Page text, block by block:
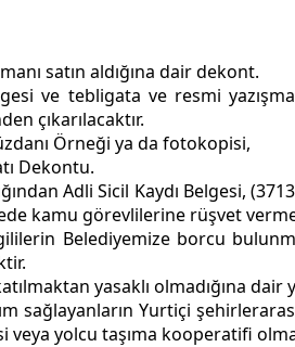
satın aldığına dair dekont.
ve tebligata ve resmi
çıkarılacaktır.
Örneği ya da fotokopisi,
Dekontu.
Adli Sicil Kaydı Belgesi,
kamu görevlilerine rüşvet
Belediyemize borcu
yasaklı olmadığına dair
sağlayanların Yurtiçi
veya yolcu taşıma kooperatifi